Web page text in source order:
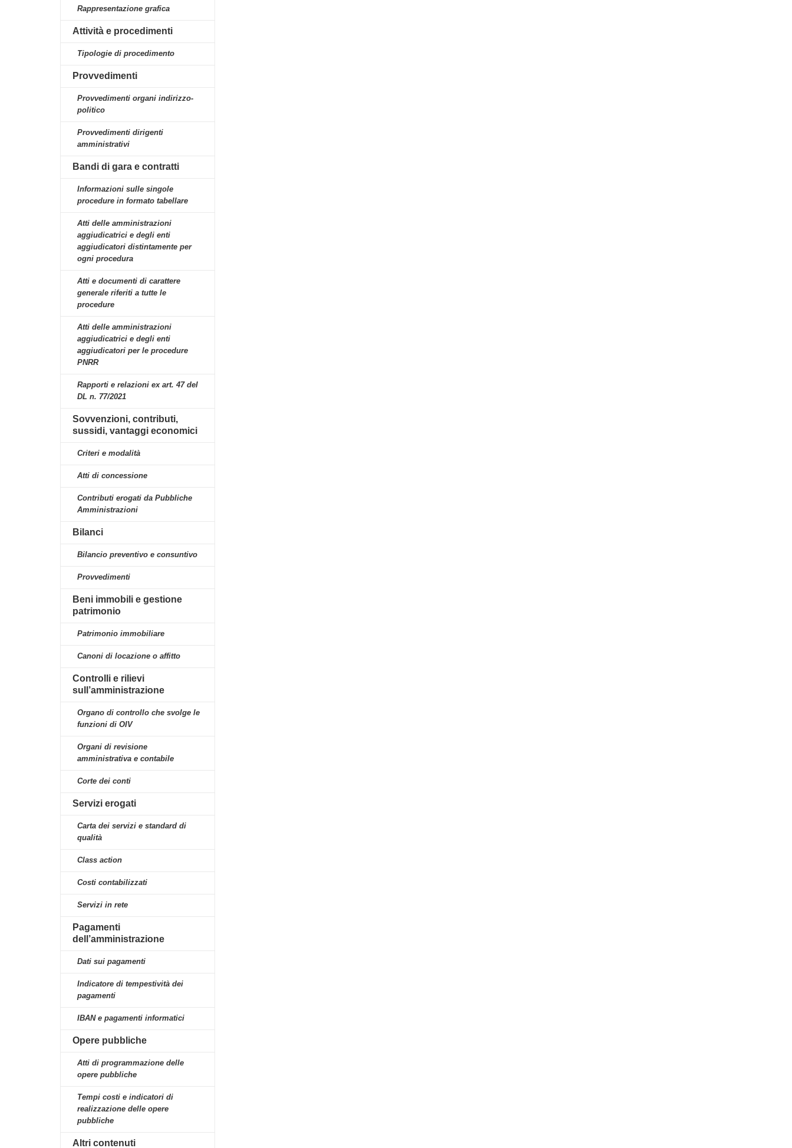
Rappresentazione grafica
Attività e procedimenti
Tipologie di procedimento
Provvedimenti
Provvedimenti organi indirizzo-
politico
Provvedimenti dirigenti
amministrativi
Bandi di gara e contratti
Informazioni sulle singole
procedure in formato tabellare
Atti delle amministrazioni
aggiudicatrici e degli enti
aggiudicatori distintamente per
ogni procedura
Atti e documenti di carattere
generale riferiti a tutte le
procedure
Atti delle amministrazioni
aggiudicatrici e degli enti
aggiudicatori per le procedure
PNRR
Rapporti e relazioni ex art. 47 del
DL n. 77/2021
Sovvenzioni, contributi,
sussidi, vantaggi economici
Criteri e modalità
Atti di concessione
Contributi erogati da Pubbliche
Amministrazioni
Bilanci
Bilancio preventivo e consuntivo
Provvedimenti
Beni immobili e gestione
patrimonio
Patrimonio immobiliare
Canoni di locazione o affitto
Controlli e rilievi
sull’amministrazione
Organo di controllo che svolge le
funzioni di OIV
Organi di revisione
amministrativa e contabile
Corte dei conti
Servizi erogati
Carta dei servizi e standard di
qualità
Class action
Costi contabilizzati
Servizi in rete
Pagamenti
dell’amministrazione
Dati sui pagamenti
Indicatore di tempestività dei
pagamenti
IBAN e pagamenti informatici
Opere pubbliche
Atti di programmazione delle
opere pubbliche
Tempi costi e indicatori di
realizzazione delle opere
pubbliche
Altri contenuti